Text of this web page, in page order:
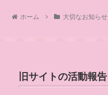
ホーム 大切なお知らせ
旧サイトの活動報告